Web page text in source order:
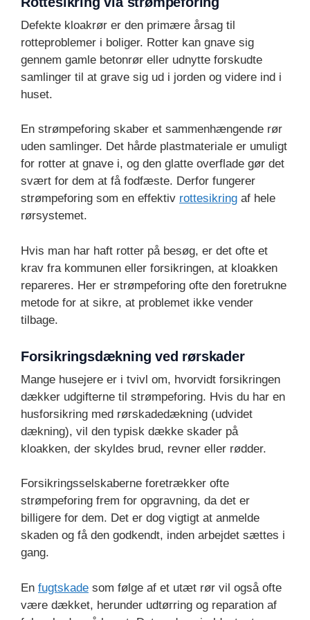
Defekte kloakrør er den primære årsag til
rotteproblemer i boliger. Rotter kan gnave sig
gennem gamle betonrør eller udnytte forskudte
samlinger til at grave sig ud i jorden og videre ind i
huset.
En strømpeforing skaber et sammenhængende rør
uden samlinger. Det hårde plastmateriale er umuligt
for rotter at gnave i, og den glatte overflade gør det
svært for dem at få fodfæste. Derfor fungerer
strømpeforing som en effektiv rottesikring af hele
rørsystemet.
Hvis man har haft rotter på besøg, er det ofte et
krav fra kommunen eller forsikringen, at kloakken
repareres. Her er strømpeforing ofte den foretrukne
metode for at sikre, at problemet ikke vender
tilbage.
Forsikringsdækning ved rørskader
Mange husejere er i tvivl om, hvorvidt forsikringen
dækker udgifterne til strømpeforing. Hvis du har en
husforsikring med rørskadedækning (udvidet
dækning), vil den typisk dække skader på
kloakken, der skyldes brud, revner eller rødder.
Forsikringsselskaberne foretrækker ofte
strømpeforing frem for opgravning, da det er
billigere for dem. Det er dog vigtigt at anmelde
skaden og få den godkendt, inden arbejdet sættes i
gang.
En fugtskade som følge af et utæt rør vil også ofte
være dækket, herunder udtørring og reparation af